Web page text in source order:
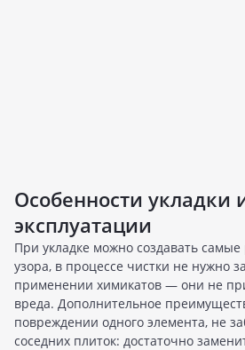
Особенности укладки
эксплуатации
При укладке можно создавать
узора, в процессе чистки не нужно
применении химикатов — они не
вреда. Дополнительное
повреждении одного элемента, не
соседних плиток: достаточно